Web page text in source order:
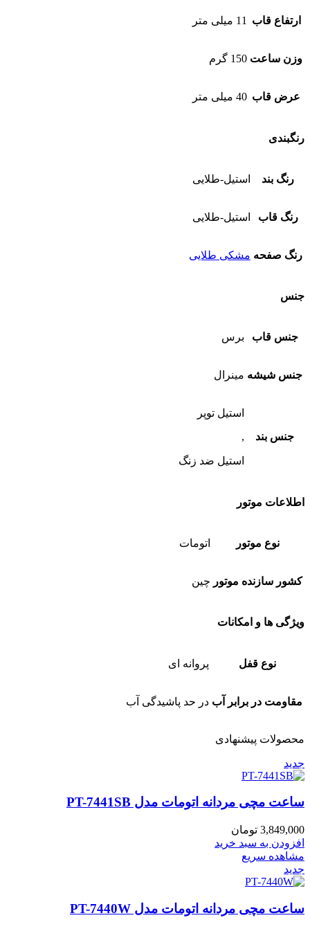
ارتفاع قاب 11 میلی متر
وزن ساعت 150 گرم
عرض قاب 40 میلی متر
رنگبندی
رنگ بند استیل-طلایی
رنگ قاب استیل-طلایی
رنگ صفحه مشکی طلایی
جنس
جنس قاب برس
جنس شیشه مینرال
جنس بند
استیل توپر
,
استیل ضد زنگ
اطلاعات موتور
نوع موتور اتومات
کشور سازنده موتور چین
ویژگی ها و امکانات
نوع قفل پروانه ای
مقاومت در برابر آب در حد پاشیدگی آب
محصولات پیشنهادی
جدید
ساعت مچی مردانه اتومات مدل PT-7441SB
3,849,000 تومان
افزودن به سبد خرید
مشاهده سریع
جدید
ساعت مچی مردانه اتومات مدل PT-7440W